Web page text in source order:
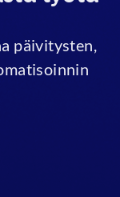
päivitysten,